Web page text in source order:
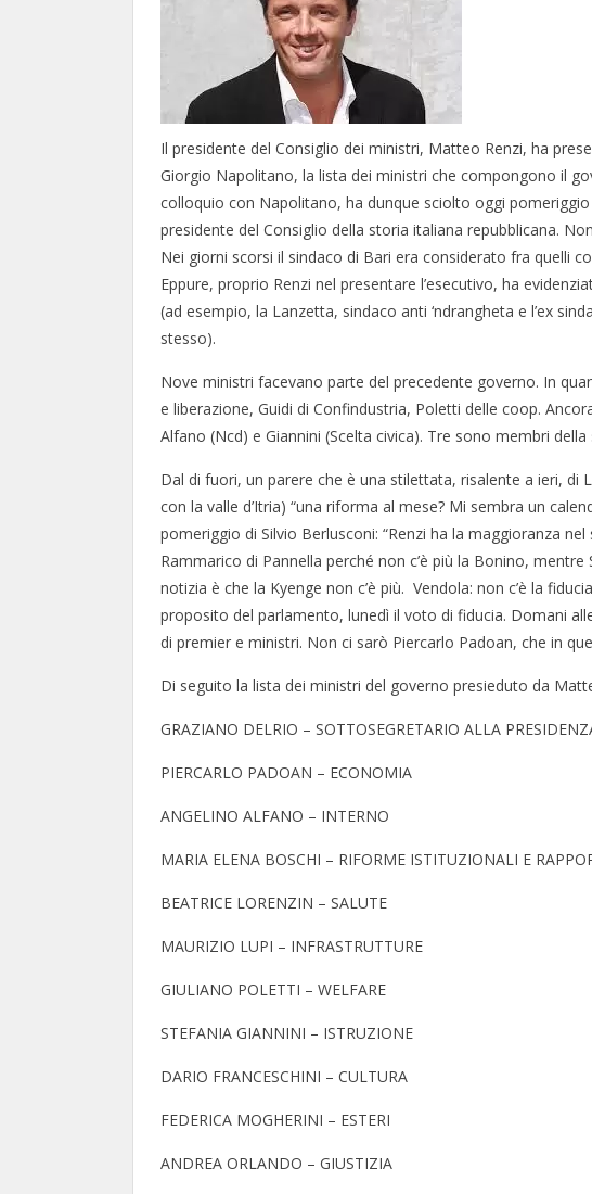
Il presidente del Consiglio dei ministri, Matteo Renzi, ha
Giorgio Napolitano, la lista dei ministri che compongono il
colloquio con Napolitano, ha dunque sciolto oggi
presidente del Consiglio della storia italiana repubblicana.
Nei giorni scorsi il sindaco di Bari era considerato fra quelli
Eppure, proprio Renzi nel presentare l’esecutivo, ha
(ad esempio, la Lanzetta, sindaco anti ‘ndrangheta e l’ex
stesso).
Nove ministri facevano parte del precedente governo. In
e liberazione, Guidi di Confindustria, Poletti delle coop.
Alfano (Ncd) e Giannini (Scelta civica). Tre sono membri
Dal di fuori, un parere che è una stilettata, risalente a ieri, di
con la valle d’Itria) “una riforma al mese? Mi sembra un
pomeriggio di Silvio Berlusconi: “Renzi ha la maggioranza
Rammarico di Pannella perché non c’è più la Bonino, mentre
notizia è che la Kyenge non c’è più. Vendola: non c’è la
proposito del parlamento, lunedì il voto di fiducia. Domani
di premier e ministri. Non ci sarò Piercarlo Padoan, che in
Di seguito la lista dei ministri del governo presieduto da
GRAZIANO DELRIO – SOTTOSEGRETARIO ALLA
PIERCARLO PADOAN – ECONOMIA
ANGELINO ALFANO – INTERNO
MARIA ELENA BOSCHI – RIFORME ISTITUZIONALI E
BEATRICE LORENZIN – SALUTE
MAURIZIO LUPI – INFRASTRUTTURE
GIULIANO POLETTI – WELFARE
STEFANIA GIANNINI – ISTRUZIONE
DARIO FRANCESCHINI – CULTURA
FEDERICA MOGHERINI – ESTERI
ANDREA ORLANDO – GIUSTIZIA